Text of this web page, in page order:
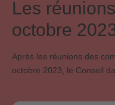
Les
octobre
Après les réunions des
octobre 2023, le Conseil